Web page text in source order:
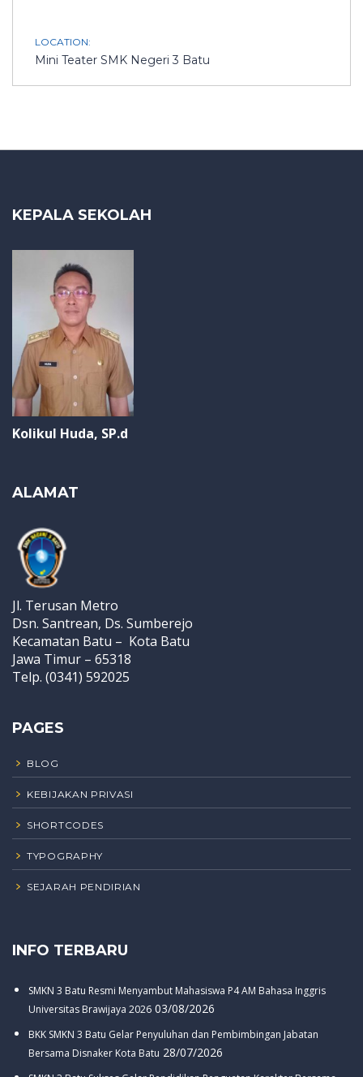
LOCATION:
Mini Teater SMK Negeri 3 Batu
KEPALA SEKOLAH
Kolikul Huda, SP.d
ALAMAT
Jl. Terusan Metro
Dsn. Santrean, Ds. Sumberejo
Kecamatan Batu – Kota Batu
Jawa Timur – 65318
Telp. (0341) 592025
PAGES
BLOG
KEBIJAKAN PRIVASI
SHORTCODES
TYPOGRAPHY
SEJARAH PENDIRIAN
INFO TERBARU
SMKN 3 Batu Resmi Menyambut Mahasiswa P4 AM Bahasa Inggris
Universitas Brawijaya 2026 03/08/2026
BKK SMKN 3 Batu Gelar Penyuluhan dan Pembimbingan Jabatan
Bersama Disnaker Kota Batu 28/07/2026